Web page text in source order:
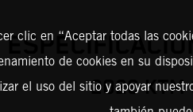
2026 KTM
clic en “Aceptar todas las
de cookies en su
el uso del sitio y apoyar